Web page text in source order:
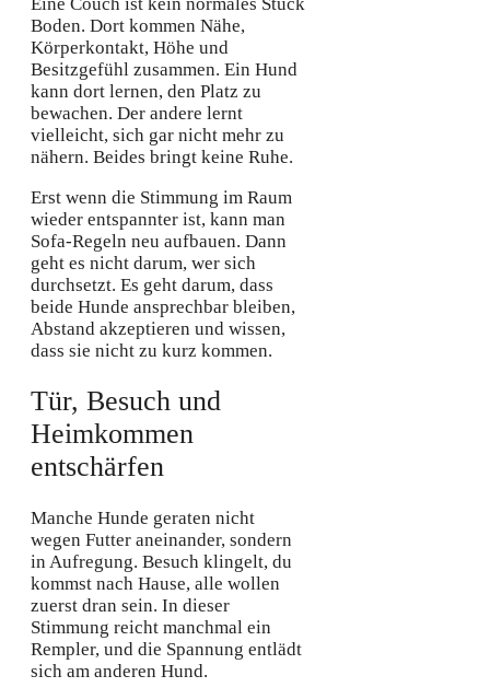
Boden. Dort kommen Nähe,
Körperkontakt, Höhe und
Besitzgefühl zusammen. Ein Hund
kann dort lernen, den Platz zu
bewachen. Der andere lernt
vielleicht, sich gar nicht mehr zu
nähern. Beides bringt keine Ruhe.
Erst wenn die Stimmung im Raum
wieder entspannter ist, kann man
Sofa-Regeln neu aufbauen. Dann
geht es nicht darum, wer sich
durchsetzt. Es geht darum, dass
beide Hunde ansprechbar bleiben,
Abstand akzeptieren und wissen,
dass sie nicht zu kurz kommen.
Tür, Besuch und
Heimkommen
entschärfen
Manche Hunde geraten nicht
wegen Futter aneinander, sondern
in Aufregung. Besuch klingelt, du
kommst nach Hause, alle wollen
zuerst dran sein. In dieser
Stimmung reicht manchmal ein
Rempler, und die Spannung entlädt
sich am anderen Hund.